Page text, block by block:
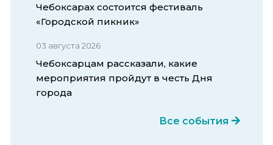
Чебоксарах состоится фестиваль
«Городской пикник»
03 августа 2026
Чебоксарцам рассказали, какие
мероприятия пройдут в честь Дня
города
Все события